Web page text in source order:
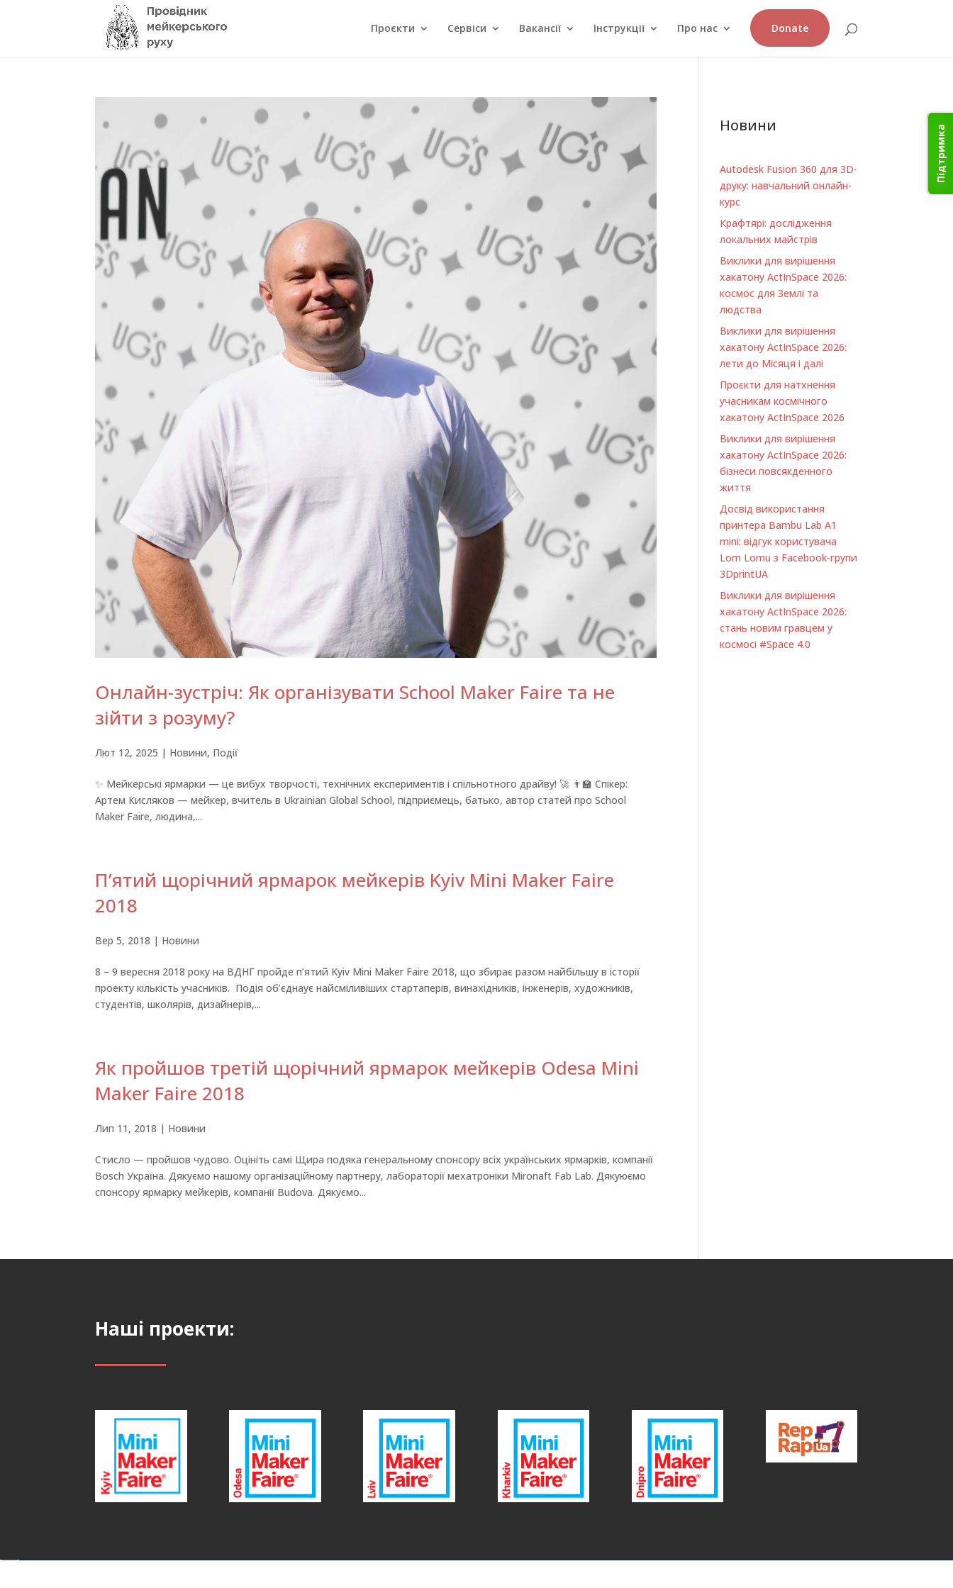
Підтримка
Проєкти Сервіси Вакансії Інструкції Про нас Donate
Онлайн-зустріч: Як організувати School Maker Faire та не
зійти з розуму?
Лют 12, 2025 | Новини, Події
✨ Мейкерські ярмарки — це вибух творчості, технічних експериментів і спільнотного драйву! 🚀 👨‍🏫 Спікер:
Артем Кисляков — мейкер, вчитель в Ukrainian Global School, підприємець, батько, автор статей про School
Maker Faire, людина,...
П’ятий щорічний ярмарок мейкерів Kyiv Mini Maker Faire
2018
Вер 5, 2018 | Новини
8 – 9 вересня 2018 року на ВДНГ пройде п’ятий Kyiv Mini Maker Faire 2018, що збирає рaзом найбільшу в історії
проекту кількість учасників. Подія об’єднаує найсміливіших стартаперів, винахідників, інженерів, художників,
студентів, школярів, дизайнерів,...
Як пройшов третій щорічний ярмарок мейкерів Odesa Mini
Maker Faire 2018
Лип 11, 2018 | Новини
Стисло — пройшов чудово. Оцініть самі Щира подяка генеральному спонсору всіх українських ярмарків, компанії
Bosch Україна. Дякуємо нашому організаційному партнеру, лабораторії мехатроніки Mironaft Fab Lab. Дякуюємо
спонсору ярмарку мейкерів, компанії Budova. Дякуємо...
Новини
Autodesk Fusion 360 для 3D-
друку: навчальний онлайн-
курс
Крафтярі: дослідження
локальних майстрів
Виклики для вирішення
хакатону ActInSpace 2026:
космос для Землі та
людства
Виклики для вирішення
хакатону ActInSpace 2026:
лети до Місяця і далі
Проєкти для натхнення
учасникам космічного
хакатону ActInSpace 2026
Виклики для вирішення
хакатону ActInSpace 2026:
бізнеси повсякденного
життя
Досвід використання
принтера Bambu Lab A1
minі: відгук користувача
Lom Lomu з Facebook-групи
3DprintUA
Виклики для вирішення
хакатону ActInSpace 2026:
стань новим гравцем у
космосі #Space 4.0
Наші проекти: